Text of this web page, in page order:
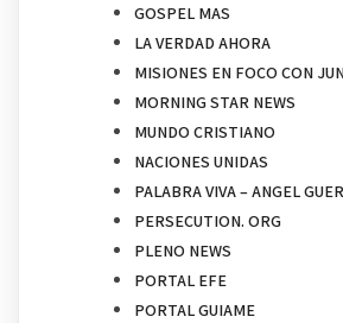
GOSPEL MAS
LA VERDAD AHORA
MISIONES EN FOCO CON
MORNING STAR NEWS
MUNDO CRISTIANO
NACIONES UNIDAS
PALABRA VIVA – ANGEL
PERSECUTION. ORG
PLENO NEWS
PORTAL EFE
PORTAL GUIAME